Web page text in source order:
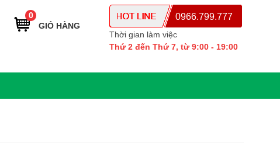
0966.799.777
Thời gian làm việc
Thứ 2 đến Thứ 7, từ 9:00 - 19:00
0
GIỎ HÀNG